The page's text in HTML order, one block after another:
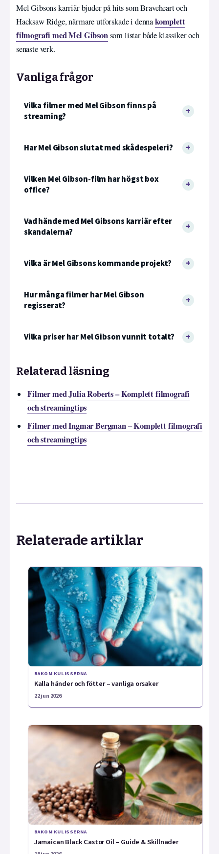
Mel Gibsons karriär bjuder på hits som Braveheart och
Hacksaw Ridge, närmare utforskade i dennakomplett
filmografi med Mel Gibsonsom listar både klassiker och
senaste verk.
Vanliga frågor
Vilka filmer med Mel Gibson finns på
streaming?
Har Mel Gibson slutat med skådespeleri?
Vilken Mel Gibson-film har högst box
office?
Vad hände med Mel Gibsons karriär efter
skandalerna?
Vilka är Mel Gibsons kommande projekt?
Hur många filmer har Mel Gibson
regisserat?
Vilka priser har Mel Gibson vunnit totalt?
Relaterad läsning
Filmer med Julia Roberts – Komplett filmografi
och streamingtips
Filmer med Ingmar Bergman – Komplett filmografi
och streamingtips
Relaterade artiklar
BAKOM KULISSERNA
Kalla händer och fötter – vanliga orsaker
22 jun 2026
BAKOM KULISSERNA
Jamaican Black Castor Oil – Guide & Skillnader